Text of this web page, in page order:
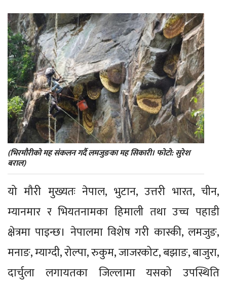
(भिरमौरीको मह संकलन गर्दै लमजुङका मह सिकारी। फोटो: सुरेश
बराल)
यो मौरी मुख्यतः नेपाल, भुटान, उत्तरी भारत, चीन,
म्यानमार र भियतनामका हिमाली तथा उच्च पहाडी
क्षेत्रमा पाइन्छ। नेपालमा विशेष गरी कास्की, लमजुङ,
मनाङ, म्याग्दी, रोल्पा, रुकुम, जाजरकोट, बझाङ, बाजुरा,
दार्चुला लगायतका जिल्लामा यसको उपस्थिति